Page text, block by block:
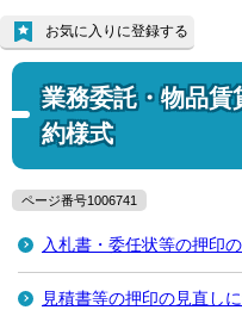
業務委託・物品
約様式
お気に入りに登録する
ページ番号1006741
入札書・委任状等の押印
見積書等の押印の見直し